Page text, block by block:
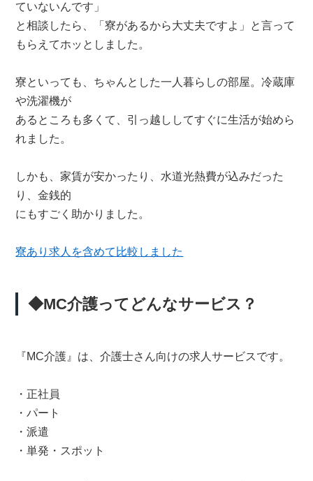
ていないんです」
と相談したら、「寮があるから大丈夫ですよ」と言って
もらえてホッとしました。
寮といっても、ちゃんとした一人暮らしの部屋。冷蔵庫
や洗濯機が
あるところも多くて、引っ越ししてすぐに生活が始めら
れました。
しかも、家賃が安かったり、水道光熱費が込みだった
り、金銭的
にもすごく助かりました。
寮あり求人を含めて比較しました
◆MC介護ってどんなサービス？
『MC介護』は、介護士さん向けの求人サービスです。
・正社員
・パート
・派遣
・単発・スポット